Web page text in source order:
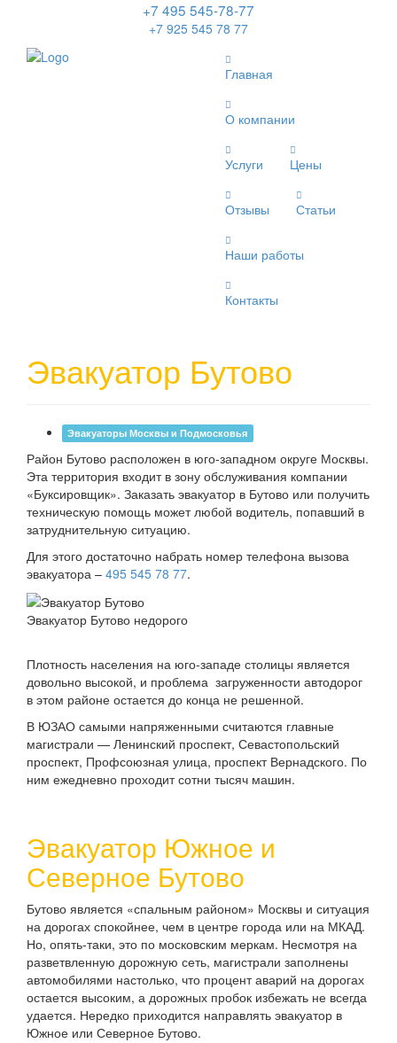
+7 495 545-78-77
+7 925 545 78 77
Главная
О компании
Услуги Цены
Отзывы Статьи
Наши работы
Контакты
Эвакуатор Бутово
Эвакуаторы Москвы и Подмосковья
Район Бутово расположен в юго-западном округе Москвы.
Эта территория входит в зону обслуживания компании
«Буксировщик». Заказать эвакуатор в Бутово или получить
техническую помощь может любой водитель, попавший в
затруднительную ситуацию.
Для этого достаточно набрать номер телефона вызова
эвакуатора – 495 545 78 77.
Эвакуатор Бутово недорого
Плотность населения на юго-западе столицы является
довольно высокой, и проблема загруженности автодорог
в этом районе остается до конца не решенной.
В ЮЗАО самыми напряженными считаются главные
магистрали — Ленинский проспект, Севастопольский
проспект, Профсоюзная улица, проспект Вернадского. По
ним ежедневно проходит сотни тысяч машин.
Эвакуатор Южное и
Северное Бутово
Бутово является «спальным районом» Москвы и ситуация
на дорогах спокойнее, чем в центре города или на МКАД.
Но, опять-таки, это по московским меркам. Несмотря на
разветвленную дорожную сеть, магистрали заполнены
автомобилями настолько, что процент аварий на дорогах
остается высоким, а дорожных пробок избежать не всегда
удается. Нередко приходится направлять эвакуатор в
Южное или Северное Бутово.